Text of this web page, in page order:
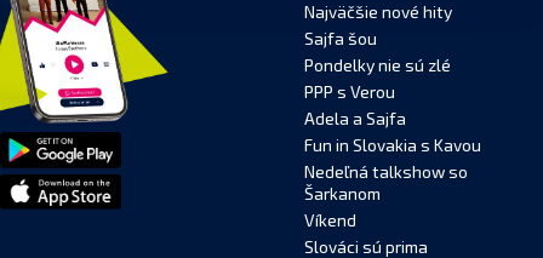
Najväčšie nové hity
Sajfa šou
Pondelky nie sú zlé
PPP s Verou
Adela a Sajfa
Fun in Slovakia s Kavou
Nedeľná talkshow so
Šarkanom
Víkend
Slováci sú prima